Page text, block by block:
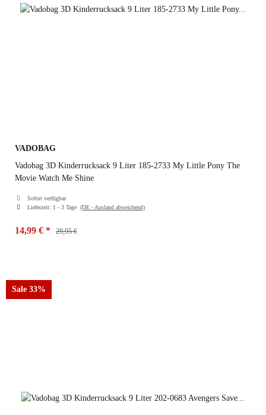
VADOBAG
Vadobag 3D Kinderrucksack 9 Liter 185-2733 My Little Pony The
Movie Watch Me Shine
Sofort verfügbar
Lieferzeit: 1 - 3 Tage (DE - Ausland abweichend)
14,99 € * 29,95 €
Sale 33%